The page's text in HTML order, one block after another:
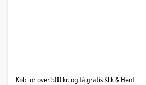
Køb for over 500 kr. og få gratis Klik & Hent